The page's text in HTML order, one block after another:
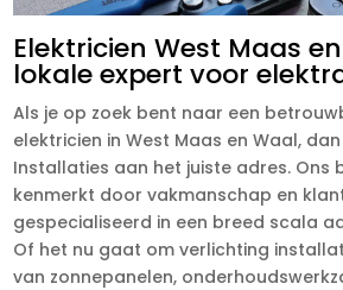
Elektricien West Maas
lokale expert voor
Als je op zoek bent naar een
elektricien in West Maas en Waal,
Installaties aan het juiste adres. Ons
kenmerkt door vakmanschap en
gespecialiseerd in een breed scala
Of het nu gaat om verlichting
van zonnepanelen,